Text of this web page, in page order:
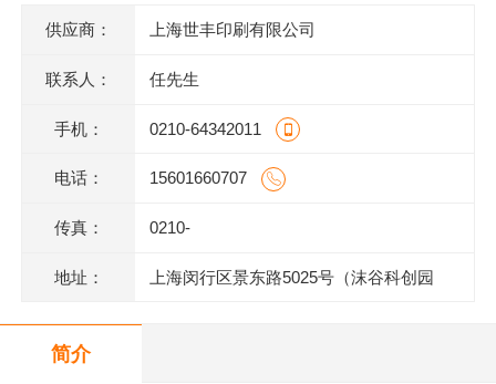
供应商： 上海世丰印刷有限公司
联系人： 任先生
手机： 0210-64342011
电话： 15601660707
传真： 0210-
地址： 上海闵行区景东路5025号（沫谷科创园
简介